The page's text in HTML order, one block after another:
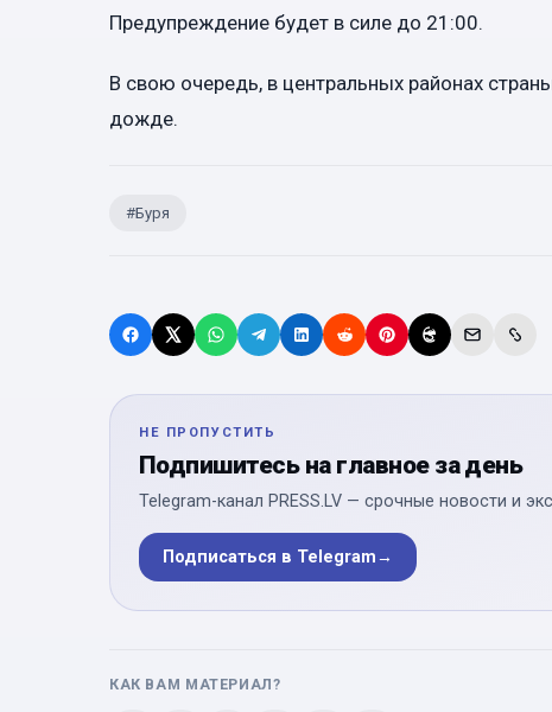
Предупреждение будет в силе до 21:00.
В свою очередь, в центральных районах
дожде.
#Буря
НЕ ПРОПУСТИТЬ
Подпишитесь на главное за день
Telegram-канал PRESS.LV — срочные новости и
Подписаться в Telegram→
КАК ВАМ МАТЕРИАЛ?